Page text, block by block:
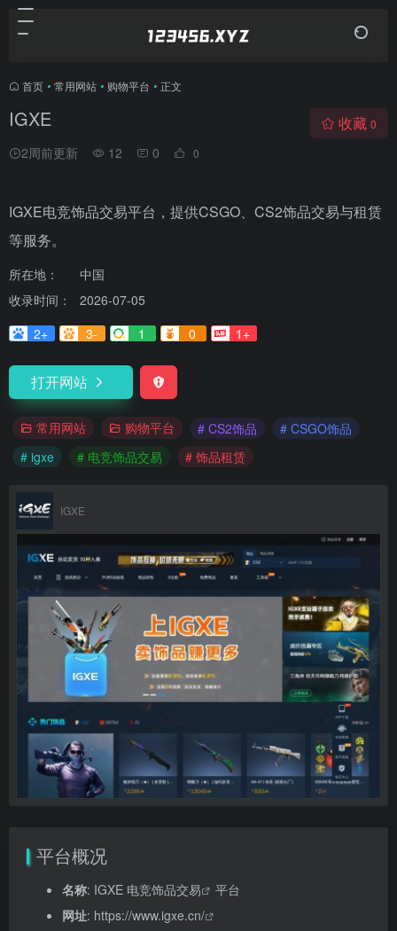
首页 • 常用网站 • 购物平台 • 正文
IGXE
2周前更新 12 0 0
收藏 0
IGXE电竞饰品交易平台，提供CSGO、CS2饰品交易与租赁
等服务。
所在地：
中国
收录时间：
2026-07-05
2+
3- 1 0 1+
打开网站
常用网站 购物平台 # CS2饰品
# CSGO饰品
# igxe
# 电竞饰品交易 # 饰品租赁
IGXE
平台概况
名称: IGXE 电竞饰品交易
平台
网址: https://www.igxe.cn/